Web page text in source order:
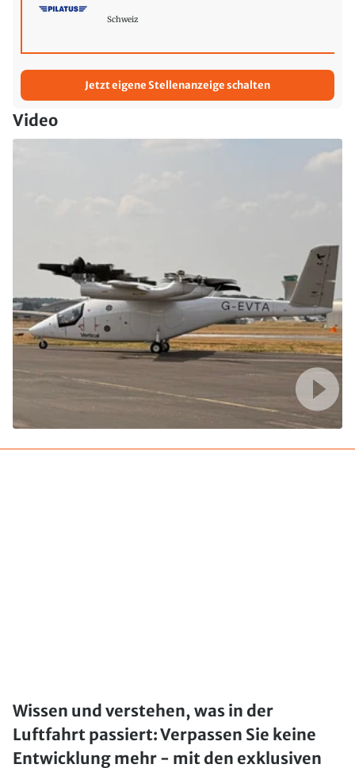
Schweiz
Jetzt eigene Stellenanzeige schalten
Video
Wissen und verstehen, was in der
Luftfahrt passiert: Verpassen Sie keine
Entwicklung mehr - mit den exklusiven